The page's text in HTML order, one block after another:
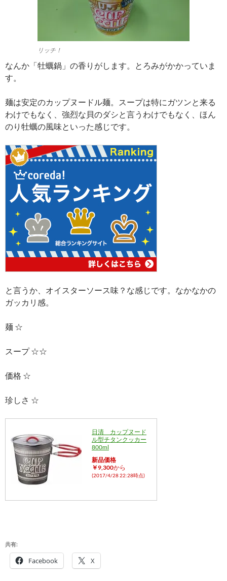
リッチ！
なんか「牡蠣鍋」の香りがします。とろみがかかっていま
す。
麺は安定のカップヌードル麺。スープは特にガツンと来る
わけでもなく、強烈な貝のダシと言うわけでもなく、ほん
のり牡蠣の風味といった感じです。
と言うか、オイスターソース味？な感じです。なかなかの
ガッカリ感。
麺 ☆
スープ ☆☆
価格 ☆
珍しさ ☆
日清 カップヌード
ル型チタンクッカー
800ml
新品価格
￥9,300から
(2017/4/28 22:28時点)
共有:
Facebook X